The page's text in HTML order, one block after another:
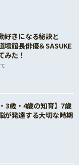
好きになる秘訣と
館長俳優＆SASUKE
みた！
3歳・4歳の知育】7歳
が発達する大切な時期